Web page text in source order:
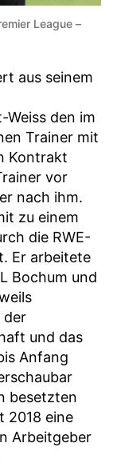
League –
aus seinem
den im
Trainer mit
Kontrakt
vor
nach ihm.
zu einem
die RWE-
Er arbeitete
Bochum und
der
und das
Anfang
besetzten
2018 eine
Arbeitgeber